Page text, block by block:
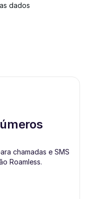
dados
chamadas e SMS
Roamless.